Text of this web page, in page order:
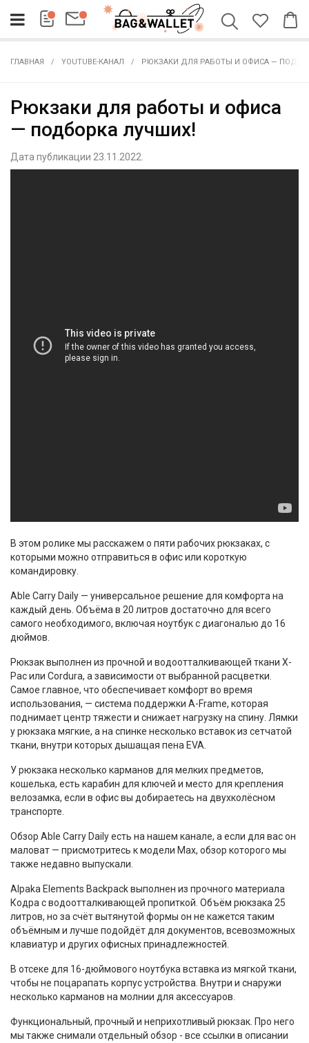
ГЛАВНАЯ YOUTUBE-КАНАЛ РЮКЗАКИ ДЛЯ РАБОТЫ И ОФИСА —
Рюкзаки для работы и офиса
— подборка лучших!
Дата публикации 23.11.2022.
В этом ролике мы расскажем о пяти рабочих рюкзаках, с
которыми можно отправиться в офис или короткую
командировку.
Able Carry Daily — универсальное решение для комфорта на
каждый день. Объёма в 20 литров достаточно для всего
самого необходимого, включая ноутбук с диагональю до 16
дюймов.
Рюкзак выполнен из прочной и водоотталкивающей ткани X-
Pac или Cordura, а зависимости от выбранной расцветки.
Самое главное, что обеспечивает комфорт во время
использования, — система поддержки A-Frame, которая
поднимает центр тяжести и снижает нагрузку на спину. Лямки
у рюкзака мягкие, а на спинке несколько вставок из сетчатой
ткани, внутри которых дышащая пена EVA.
У рюкзака несколько карманов для мелких предметов,
кошелька, есть карабин для ключей и место для крепления
велозамка, если в офис вы добираетесь на двухколёсном
транспорте.
Обзор Able Carry Daily есть на нашем канале, а если для вас он
маловат — присмотритесь к модели Max, обзор которого мы
также недавно выпускали.
Alpaka Elements Backpack выполнен из прочного материала
Кодра с водоотталкивающей пропиткой. Объём рюкзака 25
литров, но за счёт вытянутой формы он не кажется таким
объёмным и лучше подойдёт для документов, всевозможных
клавиатур и других офисных принадлежностей.
В отсеке для 16-дюймового ноутбука вставка из мягкой ткани,
чтобы не поцарапать корпус устройства. Внутри и снаружи
несколько карманов на молнии для аксессуаров.
Функциональный, прочный и неприхотливый рюкзак. Про него
мы также снимали отдельный обзор - все ссылки в описании